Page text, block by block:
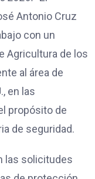
Antonio Cruz
con un
Agricultura de los
al área de
en las
propósito de
de seguridad.
las solicitudes